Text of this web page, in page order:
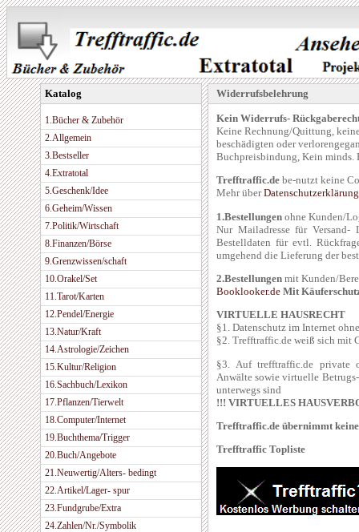
Katalog
1.Bücher & Zubehör
2.Allgemein
3.Bestseller
4.Extratotal
5.Geschenk/Idee
6.Geheim/Wissen
7.Politik/Wirtschaft
8.Finanzen/Börse
9.Grenzwissen/schaft
10.Orakel/Set
11.Tarot/Karten
12.Pendel/Energie
13.Natur/Kraft
14.Astrologie/Zeichen
15.Kultur/Religion
16.Sachbuch/Lexikon
17.Pflanzen/Tierwelt
18.Computer/Internet
19.Buchthema/Trigger
20.Buch/Angebote
21.Neuwertig/Alters- bedingt
22.Artikel/Lager- spur
23.Fundgrube/Extra
24.Zahlen/Nr./Symbolik
Widerrufsbelehrung
Kein Widerrufs-
Keine Rechnung/Quittung,
beschädigten oder
Buchpreisbindung, Kein minds.
Trefftraffic.de be-nutzt keine
Mehr über
1.Bestellungen ohne Kunden/
Nur Mailadresse für
Bestelldaten für evtl.
umgehend die Lieferung der
2.Bestellungen mit Kunden/
Booklooker.de Mit
VIRTUELLE HAUSRECHT
§1. Datenschutz im Internet
§2. Trefftraffic.de weiß sich mit
§3. Auf trefftraffic.de private
Anwälte sowie virtuelle
unterwegs sind
!!! VIRTUELLES
Trefftraffic.de übernimmt
Trefftraffic Topliste